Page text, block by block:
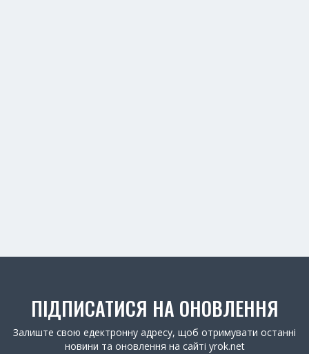
ПІДПИСАТИСЯ НА ОНОВЛЕННЯ
Залиште свою едектронну адресу, щоб отримувати останні
новини та оновлення на сайті yrok.net